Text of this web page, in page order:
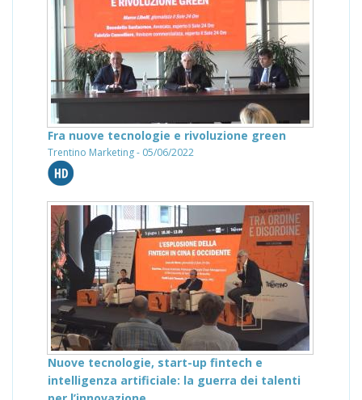
Fra nuove tecnologie e rivoluzione green
Trentino Marketing - 05/06/2022
Nuove tecnologie, start-up fintech e
intelligenza artificiale: la guerra dei talenti